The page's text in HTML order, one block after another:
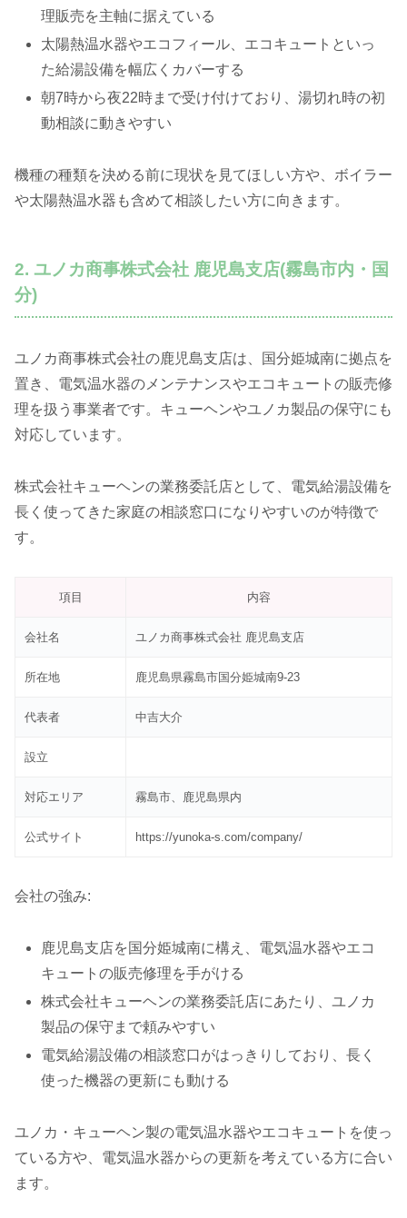
理販売を主軸に据えている
太陽熱温水器やエコフィール、エコキュートといっ
た給湯設備を幅広くカバーする
朝7時から夜22時まで受け付けており、湯切れ時の初
動相談に動きやすい
機種の種類を決める前に現状を見てほしい方や、ボイラー
や太陽熱温水器も含めて相談したい方に向きます。
2. ユノカ商事株式会社 鹿児島支店(霧島市内・国
分)
ユノカ商事株式会社の鹿児島支店は、国分姫城南に拠点を
置き、電気温水器のメンテナンスやエコキュートの販売修
理を扱う事業者です。キューヘンやユノカ製品の保守にも
対応しています。
株式会社キューヘンの業務委託店として、電気給湯設備を
長く使ってきた家庭の相談窓口になりやすいのが特徴で
す。
項目 内容
会社名 ユノカ商事株式会社 鹿児島支店
所在地 鹿児島県霧島市国分姫城南9-23
代表者 中吉大介
設立
対応エリア 霧島市、鹿児島県内
公式サイト https://yunoka-s.com/company/
会社の強み:
鹿児島支店を国分姫城南に構え、電気温水器やエコ
キュートの販売修理を手がける
株式会社キューヘンの業務委託店にあたり、ユノカ
製品の保守まで頼みやすい
電気給湯設備の相談窓口がはっきりしており、長く
使った機器の更新にも動ける
ユノカ・キューヘン製の電気温水器やエコキュートを使っ
ている方や、電気温水器からの更新を考えている方に合い
ます。